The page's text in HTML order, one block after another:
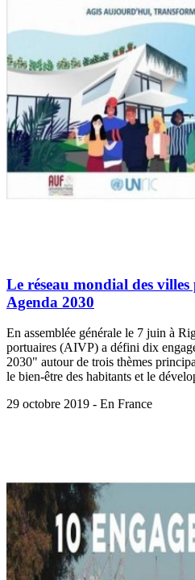
Le réseau mondial des
Agenda 2030
En assemblée générale le 7 juin à
portuaires (AIVP) a défini dix
2030" autour de trois thèmes
le bien-être des habitants et le
29 octobre 2019 - En France